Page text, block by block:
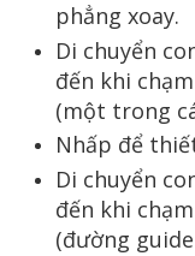
phẳng xoay.
Di chuyển
đến khi
(một trong
Nhấp để
Di chuyển
đến khi
(đường